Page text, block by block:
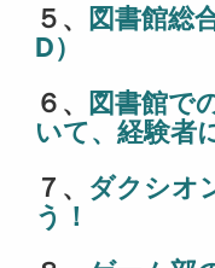
５、
図書館総
D）
６、
図書館で
いて、経験者
７、 ダクシオ
う！